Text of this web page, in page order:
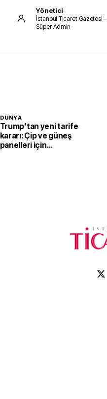
Yönetici
İstanbul Ticaret Gazetesi –
Süper Admin
DÜNYA
Trump’tan yeni tarife
kararı: Çip ve güneş
panelleri için